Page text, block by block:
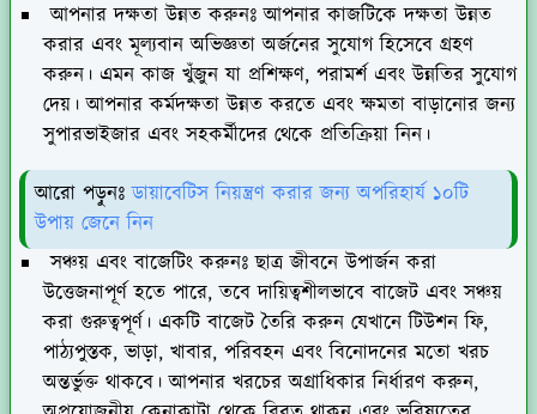
আপনার দক্ষতা উন্নত করুনঃআপনার কাজটিকে দক্ষতা উন্নত
করার এবং মূল্যবান অভিজ্ঞতা অর্জনের সুযোগ হিসেবে গ্রহণ
করুন। এমন কাজ খুঁজুন যা প্রশিক্ষণ, পরামর্শ এবং উন্নতির সুযোগ
দেয়। আপনার কর্মদক্ষতা উন্নত করতে এবং ক্ষমতা বাড়ানোর জন্য
সুপারভাইজার এবং সহকর্মীদের থেকে প্রতিক্রিয়া নিন।
আরো পড়ুনঃডায়াবেটিস নিয়ন্ত্রণ করার জন্য অপরিহার্য ১০টি
উপায় জেনে নিন
সঞ্চয় এবং বাজেটিং করুনঃছাত্র জীবনে উপার্জন করা
উত্তেজনাপূর্ণ হতে পারে, তবে দায়িত্বশীলভাবে বাজেট এবং সঞ্চয়
করা গুরুত্বপূর্ণ। একটি বাজেট তৈরি করুন যেখানে টিউশন ফি,
পাঠ্যপুস্তক, ভাড়া, খাবার, পরিবহন এবং বিনোদনের মতো খরচ
অন্তর্ভুক্ত থাকবে। আপনার খরচের অগ্রাধিকার নির্ধারণ করুন,